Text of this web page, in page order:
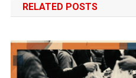
RELATED POSTS